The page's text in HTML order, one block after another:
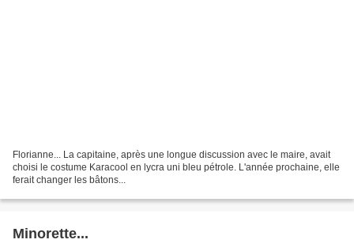
Florianne... La capitaine, après une longue discussion avec le maire, avait
choisi le costume Karacool en lycra uni bleu pétrole. L'année prochaine, elle
ferait changer les bâtons...
Minorette...